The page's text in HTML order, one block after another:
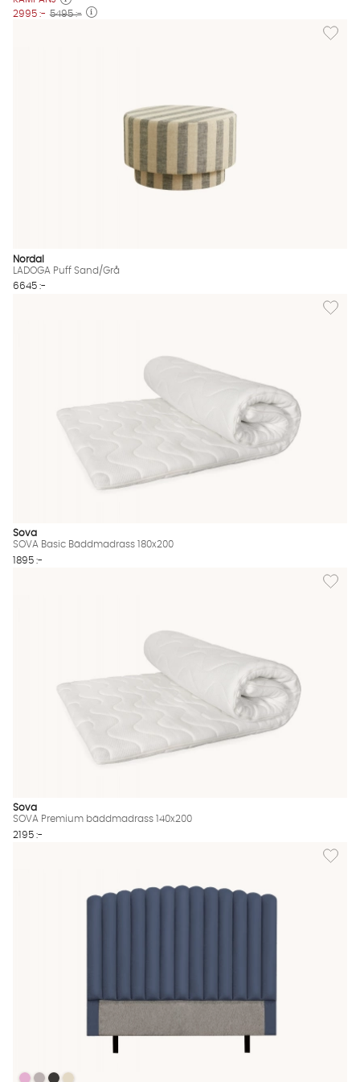
2995 :- 5495 :-
Lägg
Nordal
LADOGA Puff Sand/Grå
6645 :-
Lägg
Sova
SOVA Basic Bäddmadrass 180x200
1895 :-
Lägg
Sova
SOVA Premium bäddmadrass 140x200
2195 :-
Lägg